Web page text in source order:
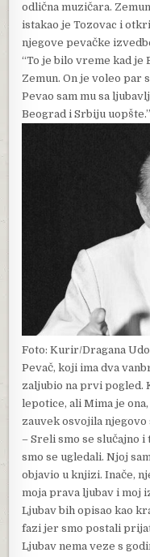
odlična muzičara.
istakao je Tozovac i
njegove pevačke
“To je bilo vreme kad
Zemun. On je voleo par
Pevao sam mu sa
Beograd i Srbiju uopšte.”
Foto: Kurir/Dragana
Pevač, koji ima dva
zaljubio na prvi pogled.
lepotice, ali Mima je
zauvek osvojila njegovo
– Sreli smo se slučajno
smo se ugledali. Njoj
objavio u knjizi. Inače,
moja prava ljubav i moj
Ljubav bih opisao kao
fazi jer smo postali
Ljubav nema veze s